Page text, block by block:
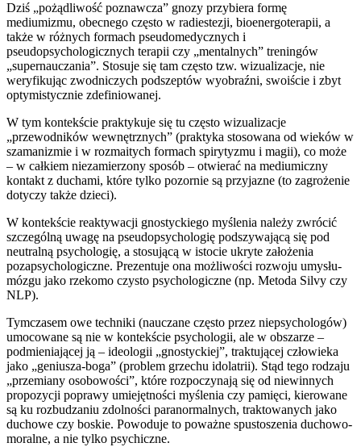
Dziś „pożądliwość poznawcza” gnozy przybiera formę
mediumizmu, obecnego często w radiestezji, bioenergoterapii, a
także w różnych formach pseudomedycznych i
pseudopsychologicznych terapii czy „mentalnych” treningów
„supernauczania”. Stosuje się tam często tzw. wizualizacje, nie
weryfikując zwodniczych podszeptów wyobraźni, swoiście i zbyt
optymistycznie zdefiniowanej.
W tym kontekście praktykuje się tu często wizualizacje
„przewodników wewnętrznych” (praktyka stosowana od wieków w
szamanizmie i w rozmaitych formach spirytyzmu i magii), co może
– w całkiem niezamierzony sposób – otwierać na mediumiczny
kontakt z duchami, które tylko pozornie są przyjazne (to zagrożenie
dotyczy także dzieci).
W kontekście reaktywacji gnostyckiego myślenia należy zwrócić
szczególną uwagę na pseudopsychologię podszywającą się pod
neutralną psychologię, a stosującą w istocie ukryte założenia
pozapsychologiczne. Prezentuje ona możliwości rozwoju umysłu-
mózgu jako rzekomo czysto psychologiczne (np. Metoda Silvy czy
NLP).
Tymczasem owe techniki (nauczane często przez niepsychologów)
umocowane są nie w kontekście psychologii, ale w obszarze –
podmieniającej ją – ideologii „gnostyckiej”, traktującej człowieka
jako „geniusza-boga” (problem grzechu idolatrii). Stąd tego rodzaju
„przemiany osobowości”, które rozpoczynają się od niewinnych
propozycji poprawy umiejętności myślenia czy pamięci, kierowane
są ku rozbudzaniu zdolności paranormalnych, traktowanych jako
duchowe czy boskie. Powoduje to poważne spustoszenia duchowo-
moralne, a nie tylko psychiczne.